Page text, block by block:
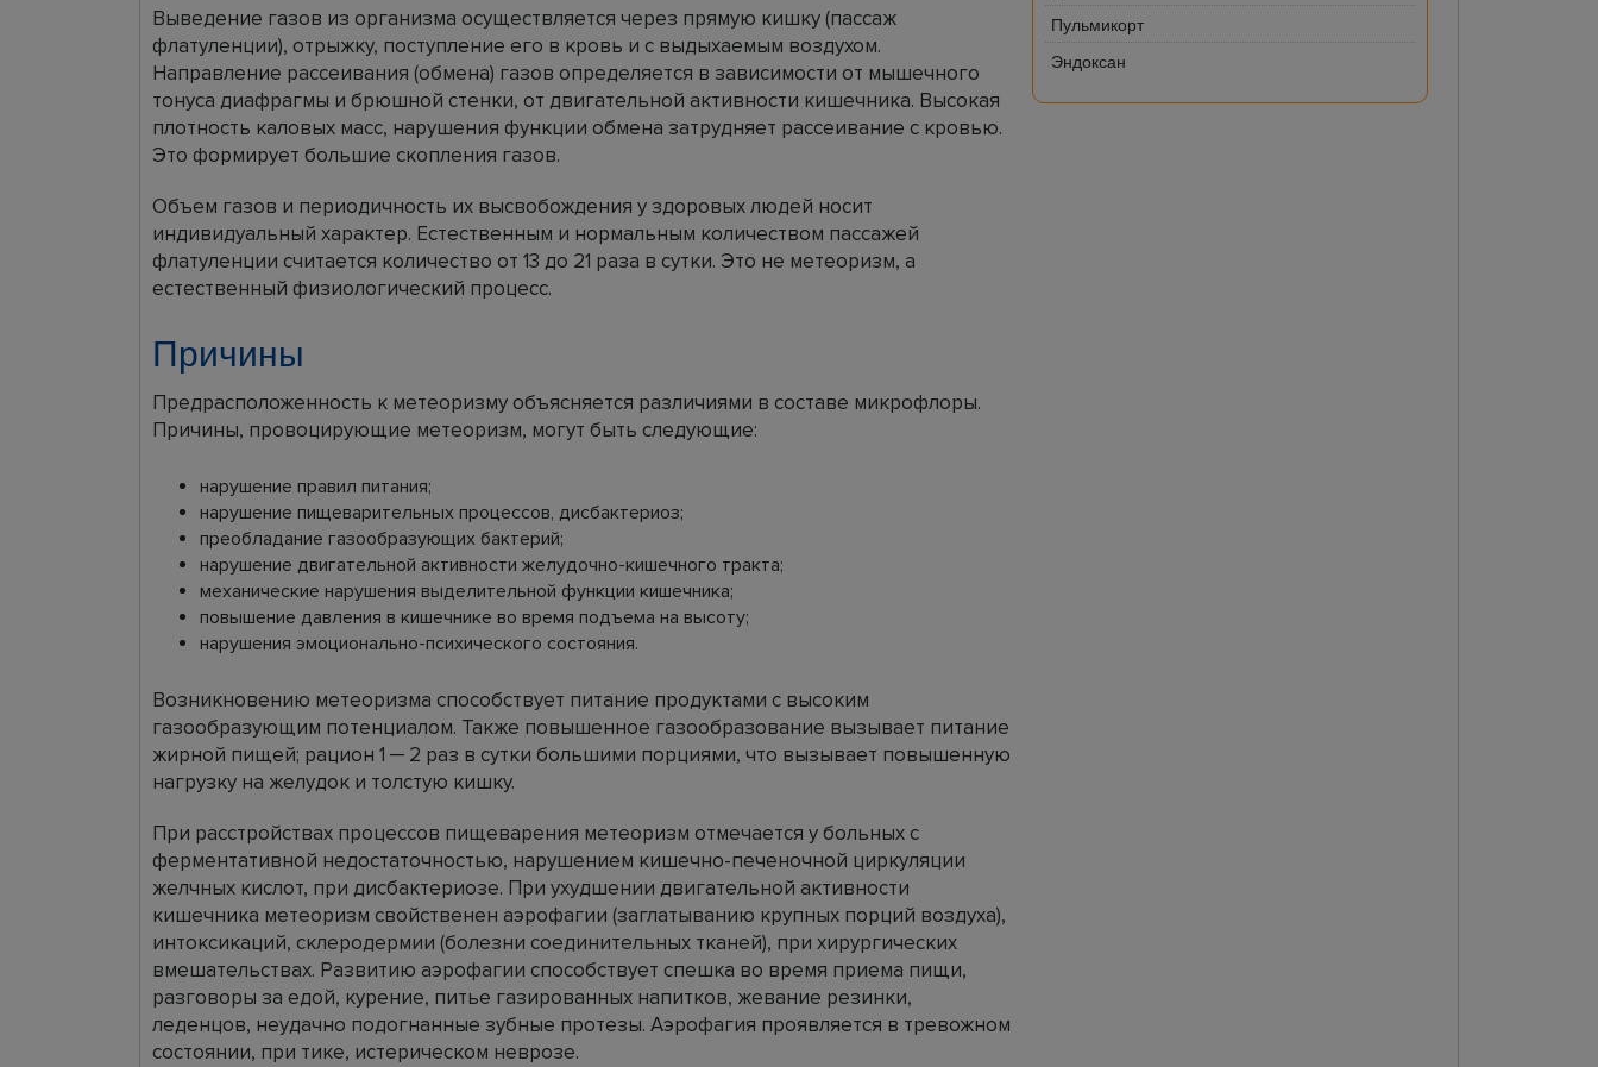
Выведение газов из организма осуществляется через прямую кишку (пассаж
флатуленции), отрыжку, поступление его в кровь и с выдыхаемым воздухом.
Направление рассеивания (обмена) газов определяется в зависимости от мышечного
тонуса диафрагмы и брюшной стенки, от двигательной активности кишечника. Высокая
плотность каловых масс, нарушения функции обмена затрудняет рассеивание с кровью.
Это формирует большие скопления газов.
Объем газов и периодичность их высвобождения у здоровых людей носит
индивидуальный характер. Естественным и нормальным количеством пассажей
флатуленции считается количество от 13 до 21 раза в сутки. Это не метеоризм, а
естественный физиологический процесс.
Причины
Предрасположенность к метеоризму объясняется различиями в составе микрофлоры.
Причины, провоцирующие метеоризм, могут быть следующие:
нарушение правил питания;
нарушение пищеварительных процессов, дисбактериоз;
преобладание газообразующих бактерий;
нарушение двигательной активности желудочно-кишечного тракта;
механические нарушения выделительной функции кишечника;
повышение давления в кишечнике во время подъема на высоту;
нарушения эмоционально-психического состояния.
Возникновению метеоризма способствует питание продуктами с высоким
газообразующим потенциалом. Также повышенное газообразование вызывает питание
жирной пищей; рацион 1 ─ 2 раз в сутки большими порциями, что вызывает повышенную
нагрузку на желудок и толстую кишку.
При расстройствах процессов пищеварения метеоризм отмечается у больных с
ферментативной недостаточностью, нарушением кишечно-печеночной циркуляции
желчных кислот, при дисбактериозе. При ухудшении двигательной активности
кишечника метеоризм свойственен аэрофагии (заглатыванию крупных порций воздуха),
интоксикаций, склеродермии (болезни соединительных тканей), при хирургических
вмешательствах. Развитию аэрофагии способствует спешка во время приема пищи,
разговоры за едой, курение, питье газированных напитков, жевание резинки,
леденцов, неудачно подогнанные зубные протезы. Аэрофагия проявляется в тревожном
состоянии, при тике, истерическом неврозе.
Пульмикорт
Эндоксан